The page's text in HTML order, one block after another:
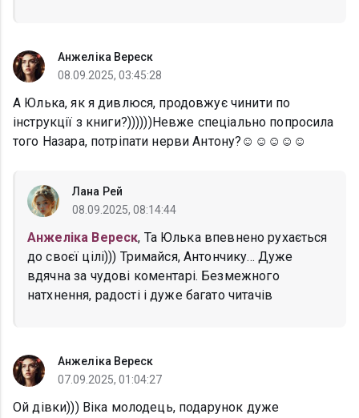
Анжеліка Вереск
08.09.2025, 03:45:28
А Юлька, як я дивлюся, продовжує чинити по
інструкції з книги?))))))Невже спеціально попросила
того Назара, потріпати нерви Антону?☺️☺️☺️☺️☺️
Лана Рей
08.09.2025, 08:14:44
Анжеліка Вереск, Та Юлька впевнено рухається
до своєї цілі))) Тримайся, Антончику... Дуже
вдячна за чудові коментарі. Безмежного
натхнення, радості і дуже багато читачів
Анжеліка Вереск
07.09.2025, 01:04:27
Ой дівки))) Віка молодець, подарунок дуже